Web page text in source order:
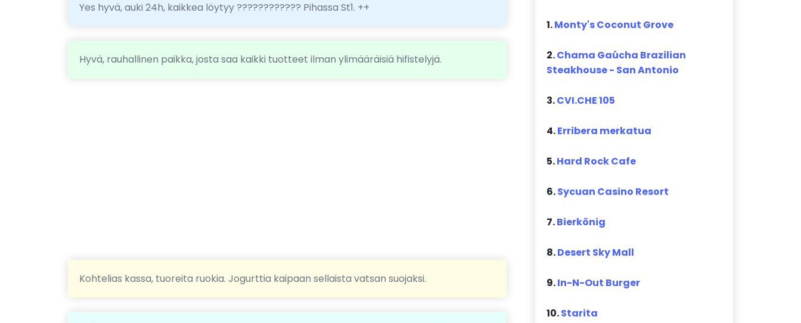
Yes hyvä, auki 24h, kaikkea löytyy ???????????? Pihassa St1. ++
Hyvä, rauhallinen paikka, josta saa kaikki tuotteet ilman ylimääräisiä hifistelyjä.
Kohtelias kassa, tuoreita ruokia. Jogurttia kaipaan sellaista vatsan suojaksi.
1.Monty's Coconut Grove
2.Chama Gaúcha Brazilian
Steakhouse - San Antonio
3.CVI.CHE 105
4.Erribera merkatua
5.Hard Rock Cafe
6.Sycuan Casino Resort
7.Bierkönig
8.Desert Sky Mall
9.In-N-Out Burger
10.Starita